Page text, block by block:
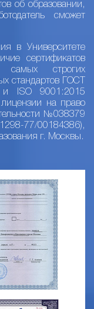
об образовании,
сможет
в Университете
сертификатов
самых строгих
стандартов ГОСТ
ISO 9001:2015
на право
№038379
77/00184386),
г. Москвы.